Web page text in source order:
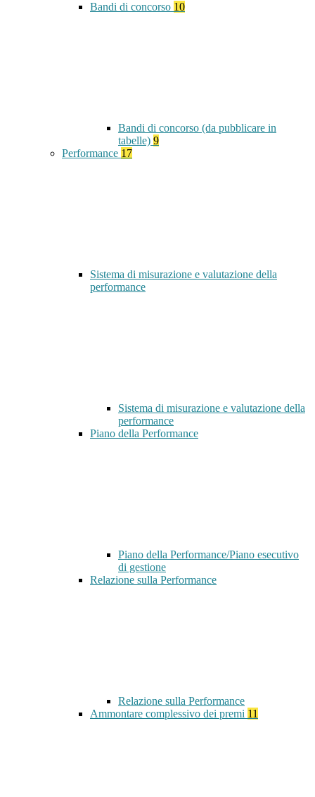
Bandi di concorso 10
Bandi di concorso (da pubblicare in
tabelle) 9
Performance 17
Sistema di misurazione e valutazione della
performance
Sistema di misurazione e valutazione della
performance
Piano della Performance
Piano della Performance/Piano esecutivo
di gestione
Relazione sulla Performance
Relazione sulla Performance
Ammontare complessivo dei premi 11